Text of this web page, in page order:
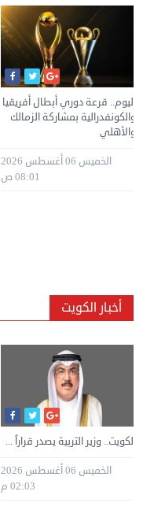
اليوم.. قرعة دوري أبطال أفريقيا
والكونفدرالية بمشاركة الزمالك
والأهلي
الخميس 06 أغسطس 2026
08:01 ص
أخبار الكويت
الكويت.. وزير التربية يصدر قراراً ...
الخميس 06 أغسطس 2026
02:03 م